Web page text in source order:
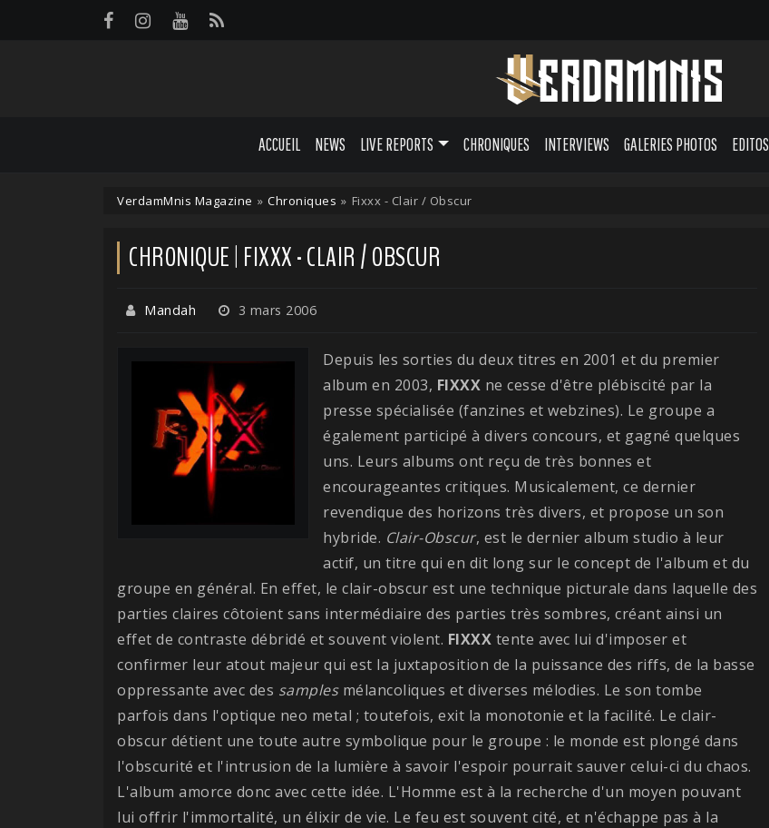
ACCUEIL NEWS LIVE REPORTS CHRONIQUES INTERVIEWS GALERIES PHOTOS EDITOS
VerdamMnis Magazine » Chroniques » Fixxx - Clair / Obscur
CHRONIQUE | FIXXX - CLAIR / OBSCUR
Mandah 3 mars 2006
Depuis les sorties du deux titres en 2001 et du premier
album en 2003, FIXXX ne cesse d'être plébiscité par la
presse spécialisée (fanzines et webzines). Le groupe a
également participé à divers concours, et gagné quelques
uns. Leurs albums ont reçu de très bonnes et
encourageantes critiques. Musicalement, ce dernier
revendique des horizons très divers, et propose un son
hybride. Clair-Obscur, est le dernier album studio à leur
actif, un titre qui en dit long sur le concept de l'album et du
groupe en général. En effet, le clair-obscur est une technique picturale dans laquelle des
parties claires côtoient sans intermédiaire des parties très sombres, créant ainsi un
effet de contraste débridé et souvent violent. FIXXX tente avec lui d'imposer et
confirmer leur atout majeur qui est la juxtaposition de la puissance des riffs, de la basse
oppressante avec des samplesmélancoliques et diverses mélodies. Le son tombe
parfois dans l'optique neo metal ; toutefois, exit la monotonie et la facilité. Le clair-
obscur détient une toute autre symbolique pour le groupe : le monde est plongé dans
l'obscurité et l'intrusion de la lumière à savoir l'espoir pourrait sauver celui-ci du chaos.
L'album amorce donc avec cette idée. L'Homme est à la recherche d'un moyen pouvant
lui offrir l'immortalité, un élixir de vie. Le feu est souvent cité, et n'échappe pas à la
Panneau de gestion des cookies